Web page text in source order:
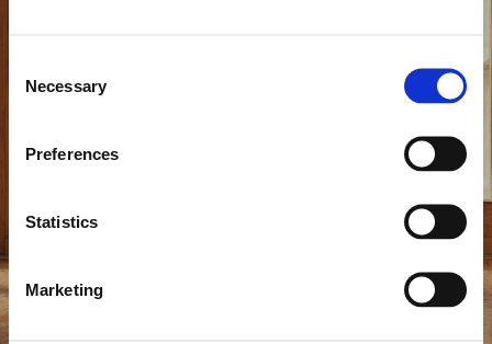
Selection
Necessary
Preferences
Statistics
MarketingVespa 946 Horse